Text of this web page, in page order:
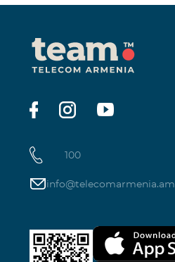
100
info@telecomarmenia.am